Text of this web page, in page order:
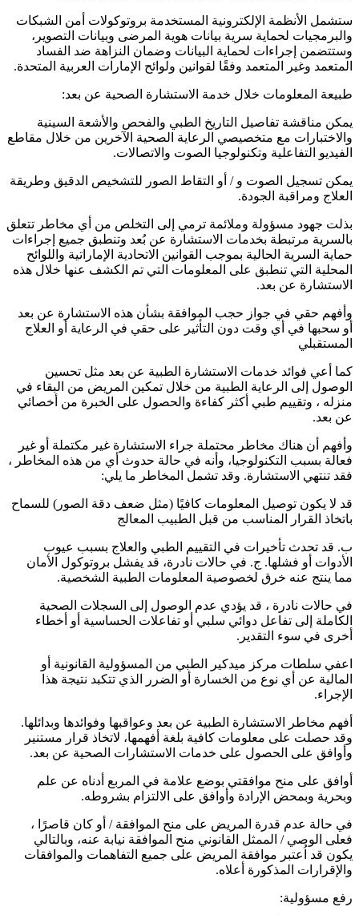
ستشمل الأنظمة الإلكترونية المستخدمة بروتوكولات أمن الشبكات
والبرمجيات لحماية سرية بيانات هوية المرضى وبيانات التصوير،
وستتضمن إجراءات لحماية البيانات وضمان النزاهة ضد الفساد
المتعمد وغير المتعمد وفقًا لقوانين ولوائح الإمارات العربية المتحدة.
طبيعة المعلومات خلال خدمة الاستشارة الصحية عن بعد:
يمكن مناقشة تفاصيل التاريخ الطبي والفحص والأشعة السينية
والاختبارات مع متخصيصي الرعاية الصحية الآخرين من خلال مقاطع
الفيديو التفاعلية وتكنولوجيا الصوت والاتصالات.
يمكن تسجيل الصوت و / أو التقاط الصور للتشخيص الدقيق وطريقة
العلاج ومراقبة الجودة.
بذلت جهود مسؤولة وملائمة ترمي إلى التخلص من أي مخاطر تتعلق
بالسرية مرتبطة بخدمات الاستشارة عن بُعد وتنطبق جميع إجراءات
حماية السرية الحالية بموجب القوانين الاتحادية الإماراتية واللوائح
المحلية التي تنطبق على المعلومات التي تم الكشف عنها خلال هذه
الاستشارة عن بعد.
وأفهم حقي في جواز حجب الموافقة بشأن هذه الاستشارة عن بعد
أو سحبها في أي وقت دون التأثير على حقي في الرعاية أو العلاج
المستقبلي
كما أعي فوائد خدمات الاستشارة الطبية عن بعد مثل تحسين
الوصول إلى الرعاية الطبية من خلال تمكين المريض من البقاء في
منزله ، وتقييم طبي أكثر كفاءة والحصول على الخبرة من أخصائي
عن بعد.
وأفهم أن هناك مخاطر محتملة جراء الاستشارة غير مكتملة أو غير
فعالة بسبب التكنولوجيا، وأنه في حالة حدوث أي من هذه المخاطر ،
فقد تنتهي الاستشارة. وقد تشمل المخاطر ما يلي:
قد لا يكون توصيل المعلومات كافيًا (مثل ضعف دقة الصور) للسماح
باتخاذ القرار المناسب من قبل الطبيب المعالج
ب. قد تحدث تأخيرات في التقييم الطبي والعلاج بسبب عيوب
الأدوات أو فشلها. ج. في حالات نادرة، قد يفشل بروتوكول الأمان
مما ينتج عنه خرق لخصوصية المعلومات الطبية الشخصية.
في حالات نادرة ، قد يؤدي عدم الوصول إلى السجلات الصحية
الكاملة إلى تفاعل دوائي سلبي أو تفاعلات الحساسية أو أخطاء
أخرى في سوء التقدير.
اعفي سلطات مركز ميدكير الطبي من المسؤولية القانونية أو
المالية عن أي نوع من الخسارة أو الضرر الذي تتكبد نتيجة هذا
الإجراء.
أفهم مخاطر الاستشارة الطبية عن بعد وعواقبها وفوائدها وبدائلها.
وقد حصلت على معلومات كافية بلغة أفهمها، لاتخاذ قرار مستنير
وأوافق على الحصول على خدمات الاستشارات الصحية عن بعد.
أوافق على منح موافقتي بوضع علامة في المربع أدناه عن علم
وبحرية وبمحض الإرادة وأوافق على الالتزام بشروطه.
في حالة عدم قدرة المريض على منح الموافقة / أو كان قاصرًا ،
فعلى الوصي / الممثل القانوني منح الموافقة نيابة عنه، وبالتالي
يكون قد اُعتبر موافقة المريض على جميع التفاهمات والموافقات
والإقرارات المذكورة أعلاه.
رفع مسؤولية: